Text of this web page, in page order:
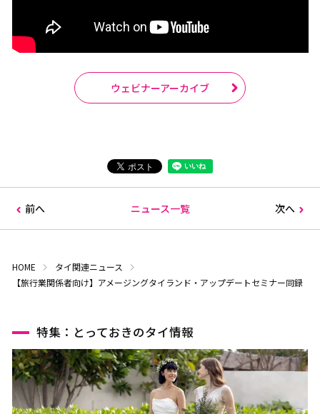
ウェビナーアーカイブ
前へ ニュース一覧 次へ
HOME
タイ関連ニュース
【旅行業関係者向け】アメージングタイランド・アップデートセミナー同録
特集：とっておきのタイ情報